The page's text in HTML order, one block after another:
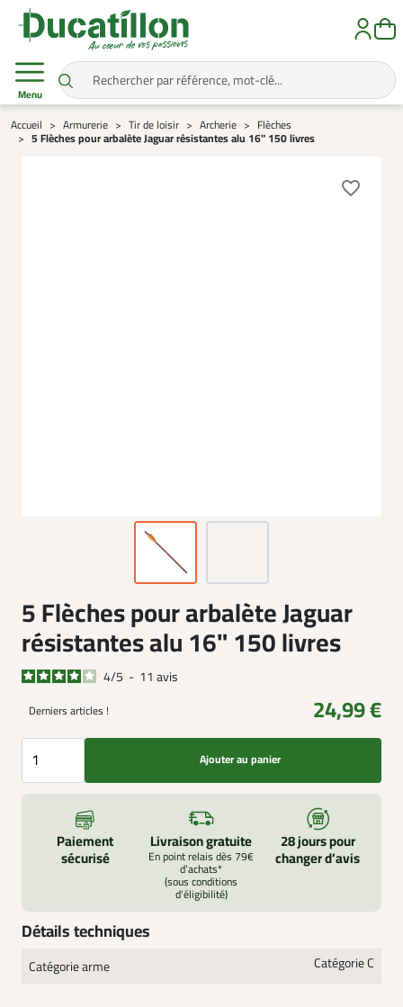
Menu
Accueil Armurerie Tir de loisir Archerie Flèches
5 Flèches pour arbalète Jaguar résistantes alu 16" 150 livres
favorite_border
5 Flèches pour arbalète Jaguar
résistantes alu 16" 150 livres
4/5 - 11 avis
Derniers articles ! 24,99 €
Ajouter au panier
Paiement
sécurisé
Livraison gratuite
En point relais dès 79€
d’achats*
(sous conditions
d'éligibilité)
28 jours pour
changer d’avis
Détails techniques
Catégorie arme Catégorie C